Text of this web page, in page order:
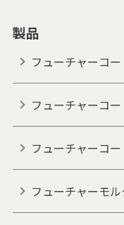
製品
フューチャーコー
フューチャーコ
フューチャーコ
フューチャーモ